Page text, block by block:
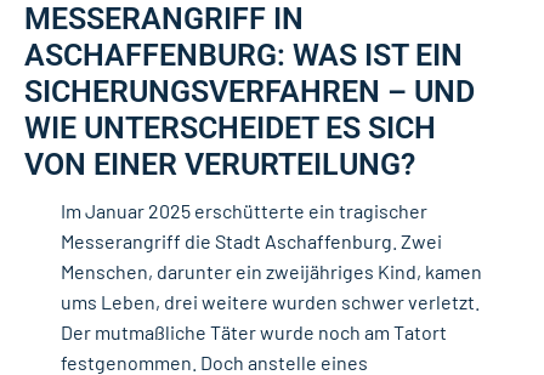
MESSERANGRIFF IN
ASCHAFFENBURG: WAS IST EIN
SICHERUNGSVERFAHREN – UND
WIE UNTERSCHEIDET ES SICH
VON EINER VERURTEILUNG?
Im Januar 2025 erschütterte ein tragischer
Messerangriff die Stadt Aschaffenburg. Zwei
Menschen, darunter ein zweijähriges Kind, kamen
ums Leben, drei weitere wurden schwer verletzt.
Der mutmaßliche Täter wurde noch am Tatort
festgenommen. Doch anstelle eines